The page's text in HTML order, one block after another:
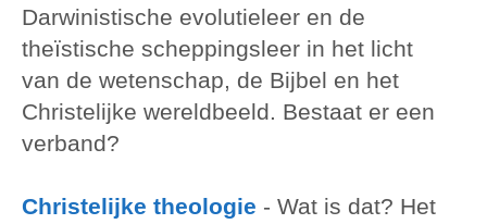
Darwinistische evolutieleer en de
theïstische scheppingsleer in het licht
van de wetenschap, de Bijbel en het
Christelijke wereldbeeld. Bestaat er een
verband?
Christelijke theologie - Wat is dat? Het